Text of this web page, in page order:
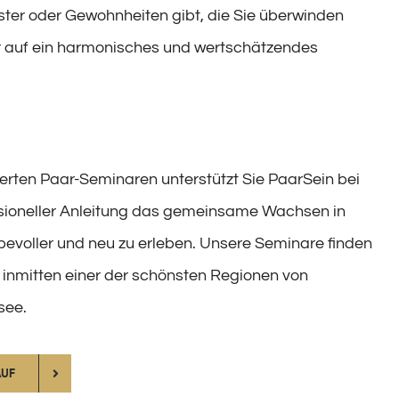
oder Gewohnheiten gibt, die Sie überwinden
auf ein harmonisches und wertschätzendes
Paar-Seminaren unterstützt Sie PaarSein bei
Anleitung das gemeinsame Wachsen in
und neu zu erleben. Unsere Seminare finden
einer der schönsten Regionen von